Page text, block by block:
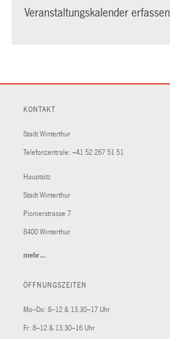
Veranstaltungskalender erfassen
KONTAKT
Stadt Winterthur
Telefonzentrale: +41 52 267 51 51
Hauptsitz
Stadt Winterthur
Pionierstrasse 7
8400 Winterthur
mehr…
ÖFFNUNGSZEITEN
Mo–Do: 8–12 & 13.30–17 Uhr
Fr: 8–12 & 13.30–16 Uhr